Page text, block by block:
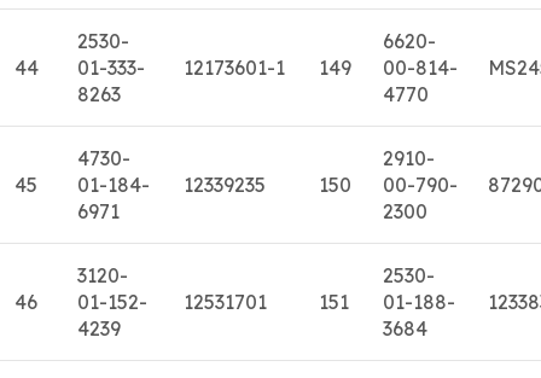
44
2530-
01-333-
8263
12173601-1 149
6620-
00-814-
4770
45
4730-
01-184-
6971
12339235 150
2910-
00-790-
2300
46
3120-
01-152-
4239
12531701 151
2530-
01-188-
3684